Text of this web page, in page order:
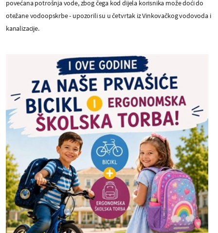
povećana potrošnja vode, zbog čega kod dijela korisnika može doći do
otežane vodoopskrbe - upozorili su u četvrtak iz Vinkovačkog vodovoda i
kanalizacije.